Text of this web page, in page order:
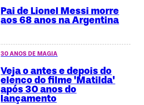
Pai de Lionel Messi morre
aos 68 anos na Argentina
30 ANOS DE MAGIA
Veja o antes e depois do
elenco do filme 'Matilda'
após 30 anos do
lançamento